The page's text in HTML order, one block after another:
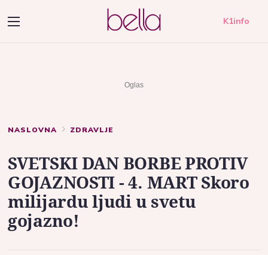
K1info
NASLOVNA ZDRAVLJE
SVETSKI DAN BORBE PROTIV
GOJAZNOSTI - 4. MART Skoro
milijardu ljudi u svetu
gojazno!